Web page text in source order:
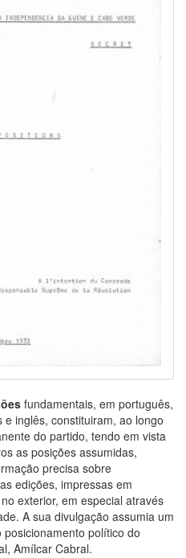
fundamentais, em português,
inglês, constituiram, ao longo
do partido, tendo em vista
as posições assumidas,
precisa sobre
edições, impressas em
exterior, em especial através
A sua divulgação assumia um
político do
Amílcar Cabral.